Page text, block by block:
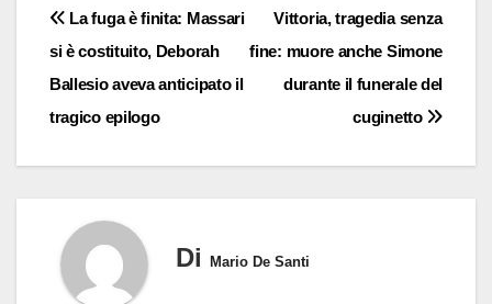
Navigazione
articoli
Vittoria, tragedia senza
fine: muore anche Simone
durante il funerale del
cuginetto
La fuga è finita: Massari
si è costituito, Deborah
Ballesio aveva anticipato il
tragico epilogo
Di Mario De Santi